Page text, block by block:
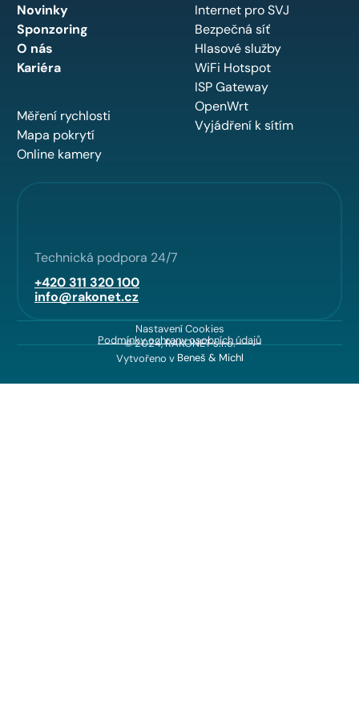
Novinky
Sponzoring
O nás
Kariéra
Měření rychlosti
Mapa pokrytí
Online kamery
Internet pro SVJ
Bezpečná síť
Hlasové služby
WiFi Hotspot
ISP Gateway
OpenWrt
Vyjádření k sítím
Technická podpora 24/7
+420 311 320 100
info@rakonet.cz
Nastavení Cookies
Podmínky ochrany osobních údajů
© 2024, RAKONET s.r.o.
Vytvořeno v Beneš & Michl